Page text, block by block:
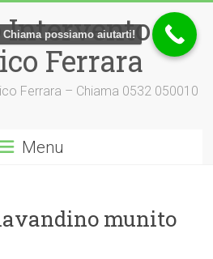
Intervento
Ferrara
Ferrara – Chiama 0532 050010
Menu
munito
Chiama possiamo aiutarti!